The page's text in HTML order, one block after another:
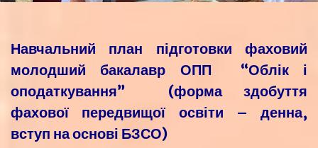
Навчальний план підготовки фаховий
молодший бакалавр ОПП “Облік і
оподаткування” (форма здобуття
фахової передвищої освіти – денна,
вступ на основі БЗСО)